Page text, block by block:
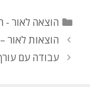
קטגוריות
הוצאה לאור -
הוצאות לאור
עבודה עם